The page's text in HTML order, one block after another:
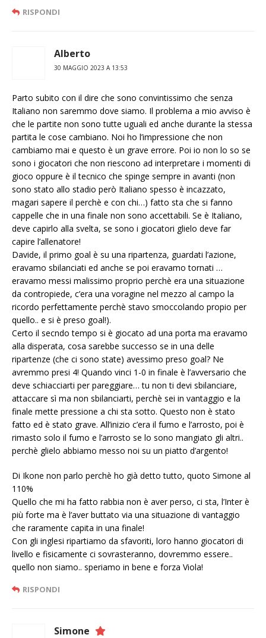
RISPONDI
Alberto
30 MAGGIO 2023 A 13:53
Parto subito con il dire che sono convintissimo che senza
Italiano non saremmo dove siamo. Il problema a mio avviso è
che le partite non sono tutte uguali ed anche durante la stessa
partita le cose cambiano. Noi ho l’impressione che non
cambiamo mai e questo è un grave errore. Poi io non lo so se
sono i giocatori che non riescono ad interpretare i momenti di
gioco oppure è il tecnico che spinge sempre in avanti (non
sono stato allo stadio però Italiano spesso è incazzato,
magari sapere il perchè e con chi…) fatto sta che si fanno
cappelle che in una finale non sono accettabili. Se è Italiano,
deve capirlo alla svelta, se sono i giocatori glielo deve far
capire l’allenatore!
Davide, il primo goal è su una ripartenza, guardati l’azione,
eravamo sbilanciati ed anche se poi eravamo tornati …
eravamo messi malissimo proprio perchè era una situazione
da contropiede, c’era una voragine nel mezzo al campo la
ricordo perfettamente perchè stavo smoccolando propio per
quello.. e si è preso goal!).
Certo il secndo tempo si è giocato ad una porta ma eravamo
alla disperata, cosa sarebbe successo se in una delle
ripartenze (che ci sono state) avessimo preso goal? Ne
avremmo presi 4! Quando vinci 1-0 in finale è l’avversario che
deve schiacciarti per pareggiare… tu non ti devi sbilanciare,
attaccare sì ma non sbilanciarti, perchè sei in vantaggio e la
finale mette pressione a chi sta sotto. Questo non è stato
fatto ed è stato grave. All’inizio c’era il fumo e l’arrosto, poi è
rimasto solo il fumo e l’arrosto se lo sono mangiato gli altri..
perchè glielo abbiamo messo noi su un piatto d’argento!
Di Ikone non parlo perchè ho già detto tutto, quoto Simone al
110%
Quello che mi ha fatto rabbia non è aver perso, ci sta, l’Inter è
più forte ma è l’aver buttato via una situazione di vantaggio
che raramente capita in una finale!
Con gli inglesi ripartiamo da sfavoriti, loro hanno giocatori di
livello e fisicamente ci sovrasteranno, dovremmo essere..
quello non siamo.. speriamo in bene e forza Viola!
RISPONDI
Simone